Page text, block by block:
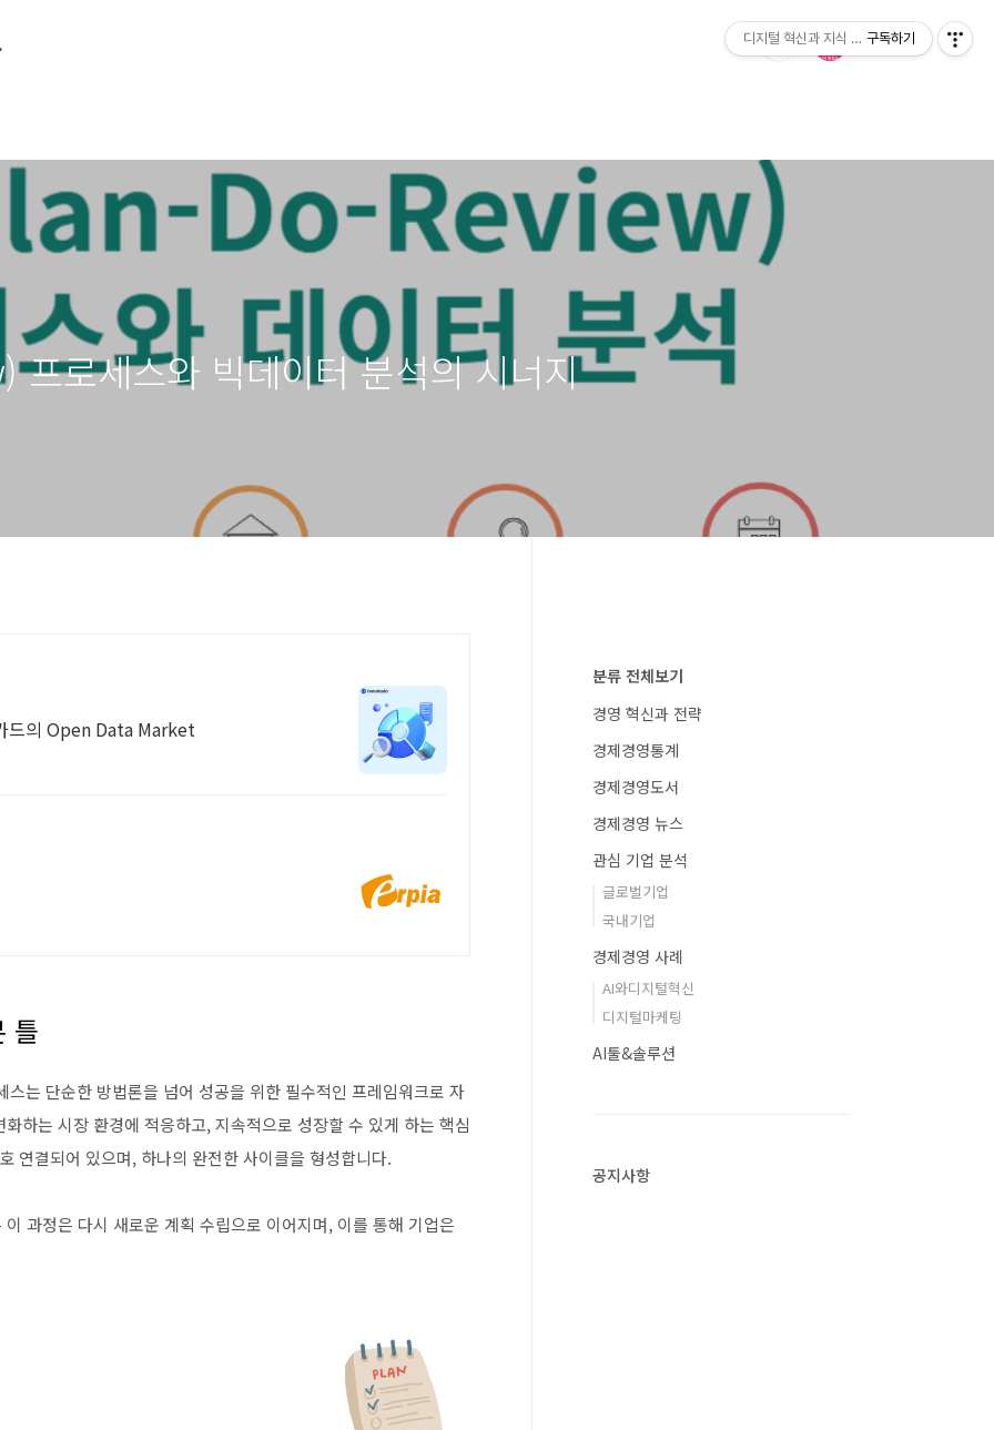
로세스와 빅데이터 분석의 시너지
드의 Open Data Market
틀
는 단순한 방법론을 넘어 성공을 위한 필수적인 프레임워크로 자
하는 시장 환경에 적응하고, 지속적으로 성장할 수 있게 하는 핵심
연결되어 있으며, 하나의 완전한 사이클을 형성합니다.
과정은 다시 새로운 계획 수립으로 이어지며, 이를 통해 기업은
분류 전체보기
경영 혁신과 전략
경제경영통계
경제경영도서
경제경영 뉴스
관심 기업 분석
글로벌기업
국내기업
경제경영 사례
AI와디지털혁신
디지털마케팅
AI툴&솔루션
공지사항
디지털 혁신과 지식 발전소구독하기